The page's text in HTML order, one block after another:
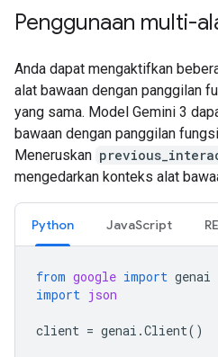
Penggunaan multi-
Anda dapat mengaktifkan
alat bawaan dengan panggilan
yang sama. Model Gemini 3
bawaan dengan panggilan
Meneruskan
mengedarkan konteks alat
Python JavaScript
from google import genai
import json
client = genai .Client()